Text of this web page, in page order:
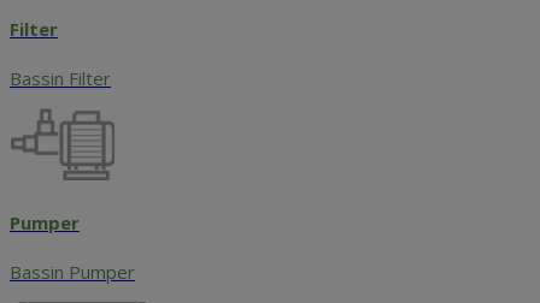
Filter
Bassin Filter
Pumper
Bassin Pumper